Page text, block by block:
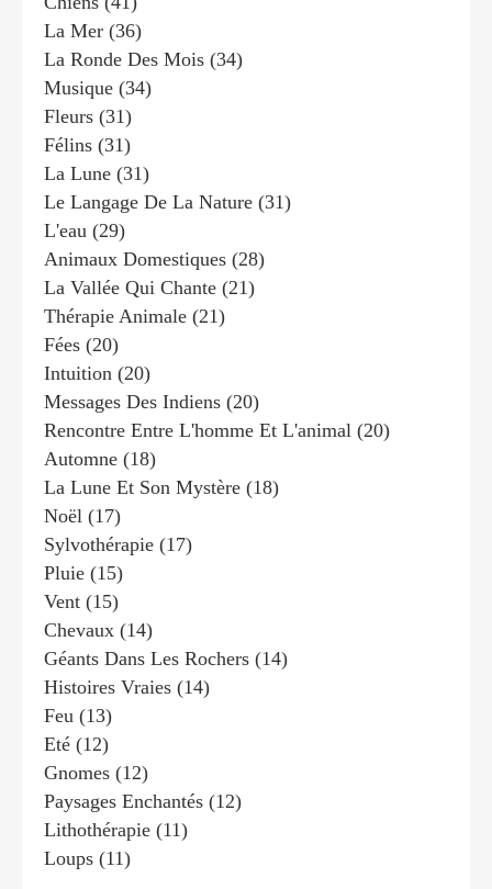
La Mer (36)
La Ronde Des Mois (34)
Musique (34)
Fleurs (31)
Félins (31)
La Lune (31)
Le Langage De La Nature (31)
L'eau (29)
Animaux Domestiques (28)
La Vallée Qui Chante (21)
Thérapie Animale (21)
Fées (20)
Intuition (20)
Messages Des Indiens (20)
Rencontre Entre L'homme Et L'animal (20)
Automne (18)
La Lune Et Son Mystère (18)
Noël (17)
Sylvothérapie (17)
Pluie (15)
Vent (15)
Chevaux (14)
Géants Dans Les Rochers (14)
Histoires Vraies (14)
Feu (13)
Eté (12)
Gnomes (12)
Paysages Enchantés (12)
Lithothérapie (11)
Loups (11)